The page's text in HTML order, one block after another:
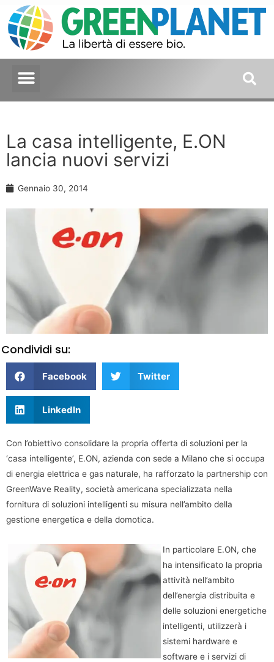
La casa intelligente, E.ON
lancia nuovi servizi
Gennaio 30, 2014
Condividi su:
Facebook Twitter
LinkedIn
Con l’obiettivo consolidare la propria offerta di soluzioni per la
‘casa intelligente’, E.ON, azienda con sede a Milano che si occupa
di energia elettrica e gas naturale, ha rafforzato la partnership con
GreenWave Reality, società americana specializzata nella
fornitura di soluzioni intelligenti su misura nell’ambito della
gestione energetica e della domotica.
In particolare E.ON, che
ha intensificato la propria
attività nell’ambito
dell’energia distribuita e
delle soluzioni energetiche
intelligenti, utilizzerà i
sistemi hardware e
software e i servizi di